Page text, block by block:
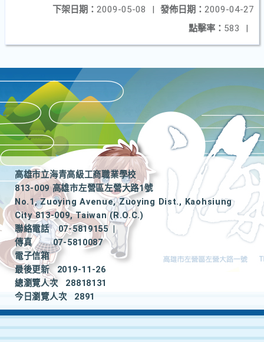
發佈日期： 2009-04-27
下架日期： 2009-05-08
|
點擊率： 583 |
高雄市立海青高級工商職業學校
813-009 高雄市左營區左營大路1號
No.1, Zuoying Avenue, Zuoying Dist., Kaohsiung
City 813-009, Taiwan (R.O.C.)
聯絡電話
07-5819155
|
傳真
07-5810087
電子信箱
最後更新
2019-11-26
總瀏覽人次
28818131
今日瀏覽人次
2891